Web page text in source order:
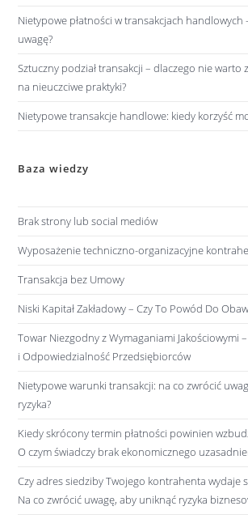
Nietypowe płatności w transakcjach handlowych
uwagę?
Sztuczny podział transakcji – dlaczego nie warto
na nieuczciwe praktyki?
Nietypowe transakcje handlowe: kiedy korzyść
Baza wiedzy
Brak strony lub social mediów
Wyposażenie techniczno-organizacyjne
Transakcja bez Umowy
Niski Kapitał Zakładowy – Czy To Powód Do
Towar Niezgodny z Wymaganiami Jakościowymi
i Odpowiedzialność Przedsiębiorców
Nietypowe warunki transakcji: na co zwrócić
ryzyka?
Kiedy skrócony termin płatności powinien
O czym świadczy brak ekonomicznego
Czy adres siedziby Twojego kontrahenta wydaje
Na co zwrócić uwagę, aby uniknąć ryzyka